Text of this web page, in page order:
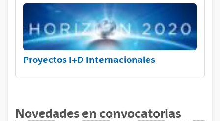
Proyectos I+D Internacionales
Novedades en convocatorias